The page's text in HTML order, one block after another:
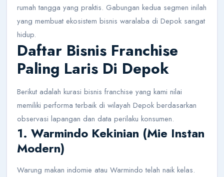
rumah tangga yang praktis. Gabungan kedua segmen inilah
yang membuat ekosistem bisnis waralaba di Depok sangat
hidup.
Daftar Bisnis Franchise
Paling Laris Di Depok
Berikut adalah kurasi bisnis franchise yang kami nilai
memiliki performa terbaik di wilayah Depok berdasarkan
observasi lapangan dan data perilaku konsumen.
1. Warmindo Kekinian (Mie Instan
Modern)
Warung makan indomie atau Warmindo telah naik kelas.